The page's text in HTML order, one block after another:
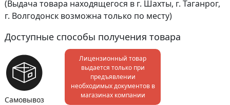
(Выдача товара находящегося в г. Шахты, г. Таганрог,
г. Волгодонск возможна только по месту)
Доступные способы получения товара
Самовывоз
Лицензионный товар
выдается только при
предъявлении
необходимых документов в
магазинах компании